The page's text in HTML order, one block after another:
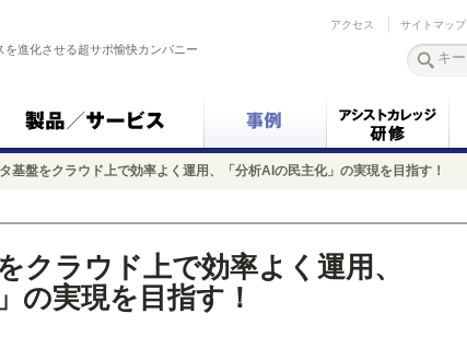
を進化させる超サポ愉快カンパニー
アクセス サイトマップ
基盤をクラウド上で効率よく運用、「分析AIの民主化」の実現を目指す！
クラウド上で効率よく運用、
の実現を目指す！